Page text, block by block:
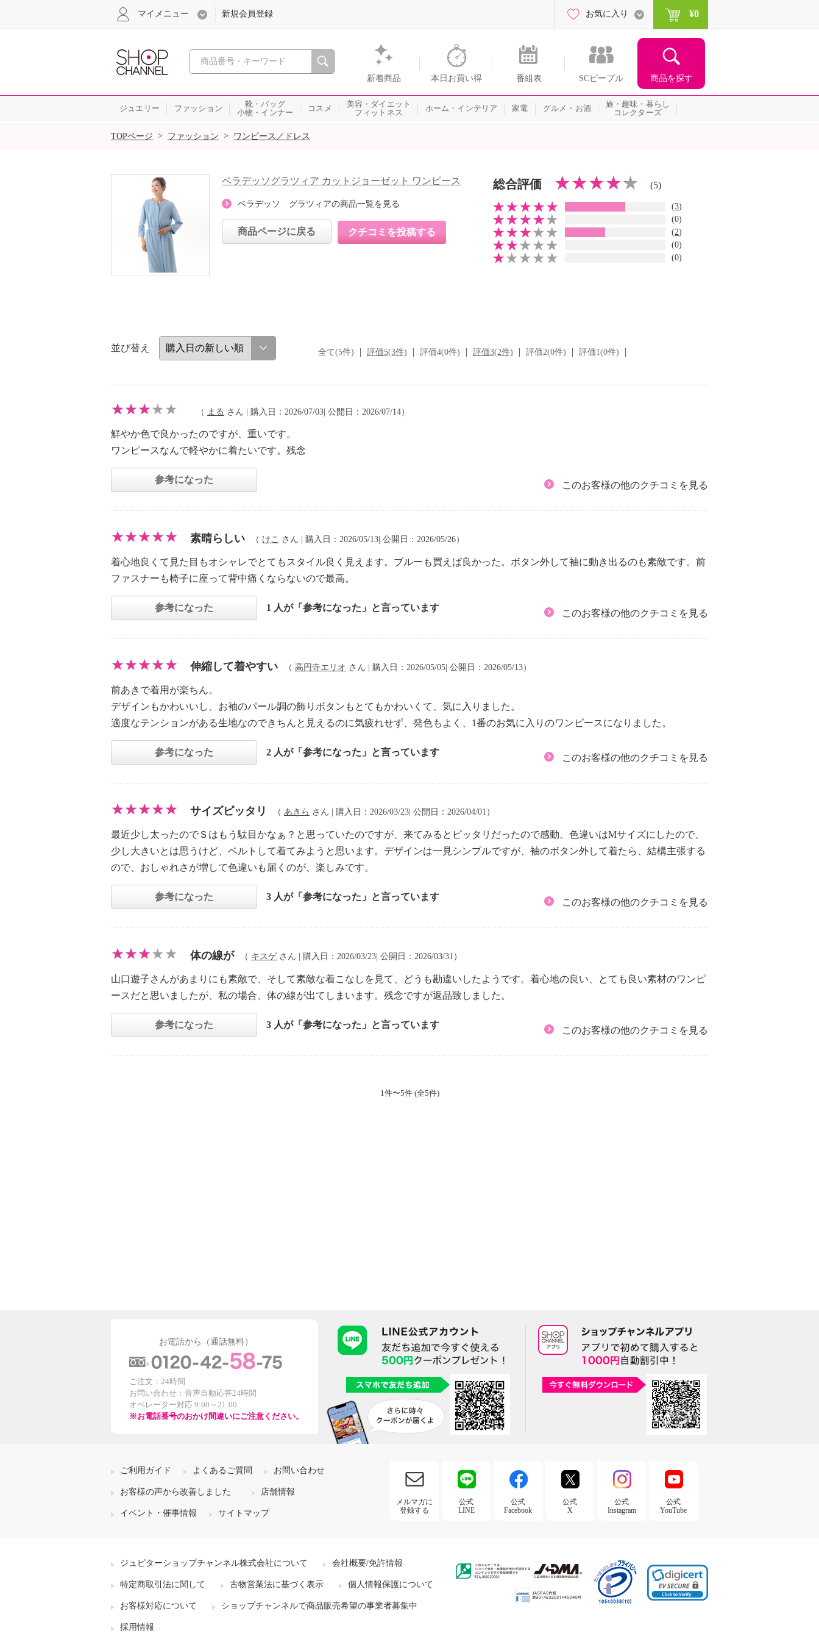
心おどる、瞬間を。通販・テレビショッピングのショップチャンネル
新着商品 本日お買い得 番組表 SCピープル 商品を探す
マイメニュー 新規会員登録 お気に入り ¥0
ジュエリー ファッション
靴・バッグ
小物・インナー
コスメ
美容・ダイエット
フィットネス
ホーム・インテリア 家電 グルメ・お酒
旅・趣味・暮らし
コレクターズ
SALE
TOPページ > ファッション > ワンピース／ドレス
ベラデッソグラツィア カットジョーゼット ワンピース
ベラデッソ グラツィアの商品一覧を見る
商品ページに戻る クチコミを投稿する
総合評価 (5)
(3)
(0)
(2)
(0)
(0)
並び替え 全て(5件) 評価5(3件) 評価4(0件) 評価3(2件) 評価2(0件) 評価1(0件)
（ まる さん | 購入日：2026/07/03| 公開日：2026/07/14）
鮮やか色で良かったのですが、重いです。
ワンピースなんで軽やかに着たいです。残念
参考になった
このお客様の他のクチコミを見る
素晴らしい （ けこ さん | 購入日：2026/05/13| 公開日：2026/05/26）
着心地良くて見た目もオシャレでとてもスタイル良く見えます。ブルーも買えば良かった。ボタン外して袖に動き出るのも素敵です。前
ファスナーも椅子に座って背中痛くならないので最高。
参考になった 1 人が「参考になった」と言っています
このお客様の他のクチコミを見る
伸縮して着やすい （ 高円寺エリオ さん | 購入日：2026/05/05| 公開日：2026/05/13）
前あきで着用が楽ちん。
デザインもかわいいし、お袖のパール調の飾りボタンもとてもかわいくて、気に入りました。
適度なテンションがある生地なのできちんと見えるのに気疲れせず、発色もよく、1番のお気に入りのワンピースになりました。
参考になった 2 人が「参考になった」と言っています
このお客様の他のクチコミを見る
サイズピッタリ （ あきら さん | 購入日：2026/03/23| 公開日：2026/04/01）
最近少し太ったのでＳはもう駄目かなぁ？と思っていたのですが、来てみるとピッタリだったので感動。色違いはМサイズにしたので、
少し大きいとは思うけど、ベルトして着てみようと思います。デザインは一見シンプルですが、袖のボタン外して着たら、結構主張する
ので、おしゃれさが増して色違いも届くのが、楽しみです。
参考になった 3 人が「参考になった」と言っています
このお客様の他のクチコミを見る
体の線が （ キスゲさん | 購入日：2026/03/23| 公開日：2026/03/31）
山口遊子さんがあまりにも素敵で、そして素敵な着こなしを見て、どうも勘違いしたようです。着心地の良い、とても良い素材のワンピ
ースだと思いましたが、私の場合、体の線が出てしまいます。残念ですが返品致しました。
参考になった 3 人が「参考になった」と言っています
このお客様の他のクチコミを見る
1件〜5件 (全5件)
お電話から（通話無料）
ご注文：24時間
お問い合わせ：音声自動応答24時間
オペレーター対応 9:00～21:00
※お電話番号のおかけ間違いにご注意ください。
ご利用ガイド よくあるご質問 お問い合わせ
お客様の声から改善しました 店舗情報
イベント・催事情報 サイトマップ
メルマガに
登録する
公式
LINE
公式
Facebook
公式
X
公式
Instagram
公式
YouTube
ジュピターショップチャンネル株式会社について 会社概要/免許情報
特定商取引法に関して 古物営業法に基づく表示 個人情報保護について
お客様対応について ショップチャンネルで商品販売希望の事業者募集中
採用情報